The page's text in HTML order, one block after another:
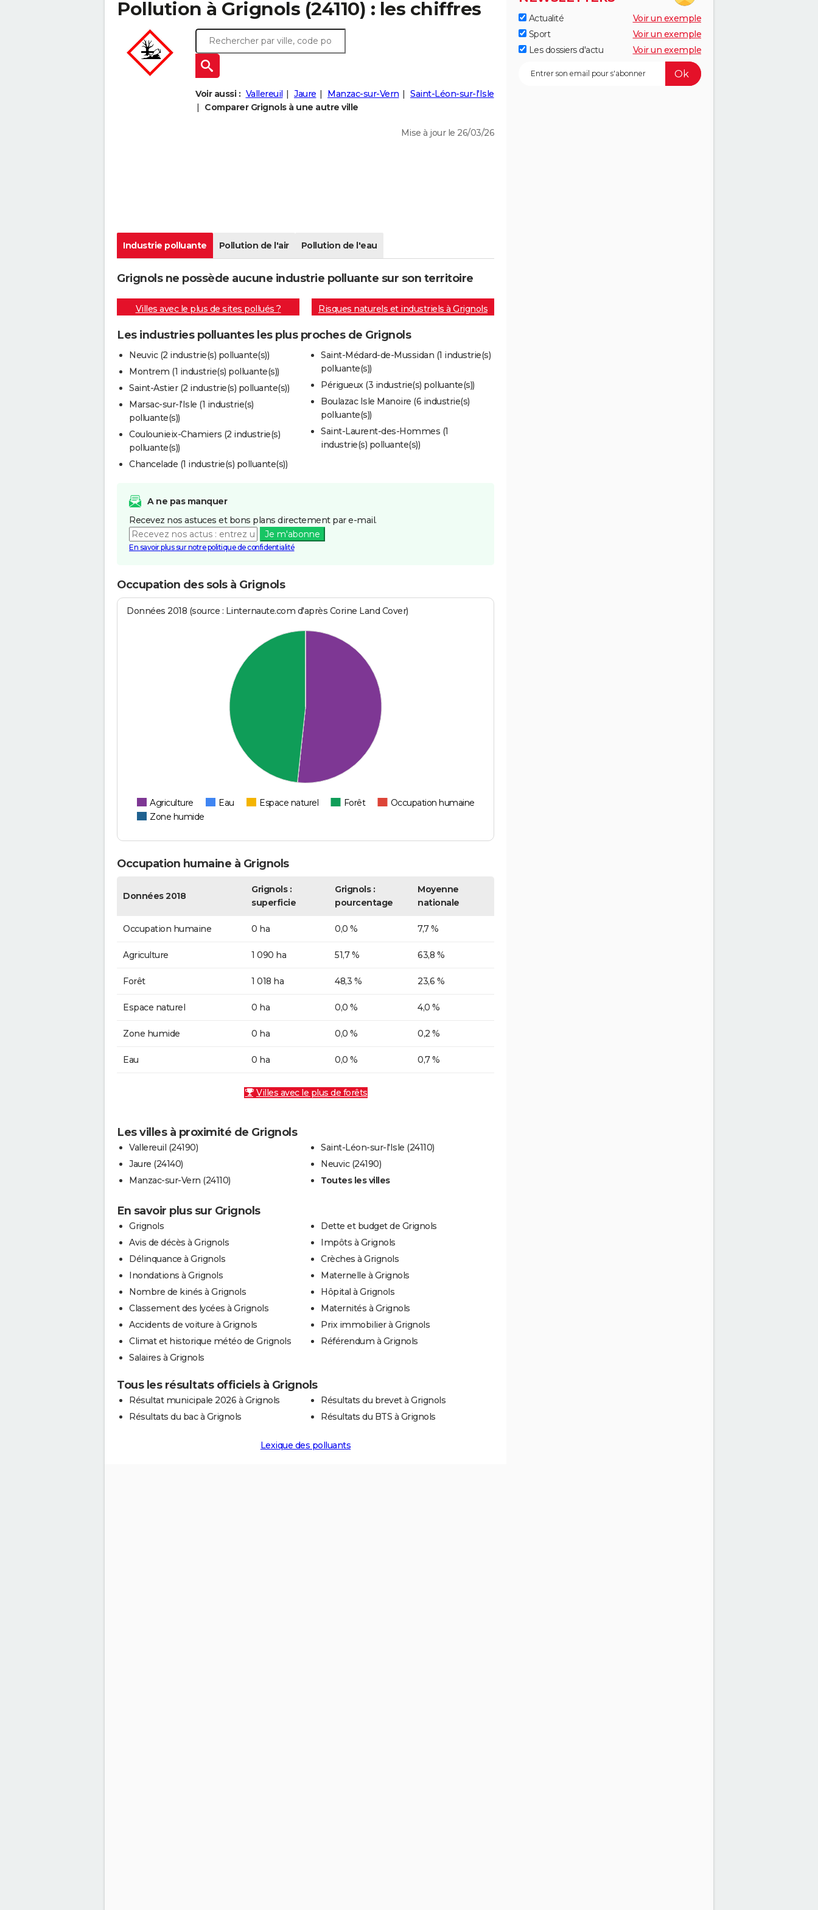
Pollution à Grignols (24110) : les chiffres
Voir aussi : Vallereuil Jaure Manzac-sur-Vern
Saint-Léon-sur-l'Isle
Comparer Grignols à une autre ville
Mise à jour le 26/03/26
Industrie polluante Pollution de l'air Pollution de l'eau
Grignols ne possède aucune industrie polluante sur son territoire
Villes avec le plus de sites pollués ? Risques naturels et industriels à Grignols
Les industries polluantes les plus proches de Grignols
Neuvic (2 industrie(s) polluante(s))
Montrem (1 industrie(s) polluante(s))
Saint-Astier (2 industrie(s) polluante(s))
Marsac-sur-l'Isle (1 industrie(s)
polluante(s))
Coulounieix-Chamiers (2 industrie(s)
polluante(s))
Chancelade (1 industrie(s) polluante(s))
Saint-Médard-de-Mussidan (1 industrie(s)
polluante(s))
Périgueux (3 industrie(s) polluante(s))
Boulazac Isle Manoire (6 industrie(s)
polluante(s))
Saint-Laurent-des-Hommes (1
industrie(s) polluante(s))
A ne pas manquer
Recevez nos astuces et bons plans directement par e-mail.
Je m'abonne
En savoir plus sur notre politique de confidentialité
Occupation des sols à Grignols
Données 2018 (source : Linternaute.com d'après Corine Land Cover)
Agriculture Eau Espace naturel Forêt
Occupation humaine
Zone humide
Occupation humaine à Grignols
Données 2018
Grignols :
superficie
Grignols :
pourcentage
Moyenne
nationale
Occupation humaine 0 ha 0,0 % 7,7 %
Agriculture 1 090 ha 51,7 % 63,8 %
Forêt 1 018 ha 48,3 % 23,6 %
Espace naturel 0 ha 0,0 % 4,0 %
Zone humide 0 ha 0,0 % 0,2 %
Eau 0 ha 0,0 % 0,7 %
Villes avec le plus de forêts
Les villes à proximité de Grignols
Vallereuil (24190)
Jaure (24140)
Manzac-sur-Vern (24110)
Saint-Léon-sur-l'Isle (24110)
Neuvic (24190)
Toutes les villes
En savoir plus sur Grignols
Grignols
Avis de décès à Grignols
Délinquance à Grignols
Inondations à Grignols
Nombre de kinés à Grignols
Classement des lycées à Grignols
Accidents de voiture à Grignols
Climat et historique météo de Grignols
Salaires à Grignols
Dette et budget de Grignols
Impôts à Grignols
Crèches à Grignols
Maternelle à Grignols
Hôpital à Grignols
Maternités à Grignols
Prix immobilier à Grignols
Référendum à Grignols
Tous les résultats officiels à Grignols
Résultat municipale 2026 à Grignols
Résultats du bac à Grignols
Résultats du brevet à Grignols
Résultats du BTS à Grignols
Lexique des polluants
Actualité
Voir un exemple
Sport
Voir un exemple
Les dossiers d'actu
Voir un exemple